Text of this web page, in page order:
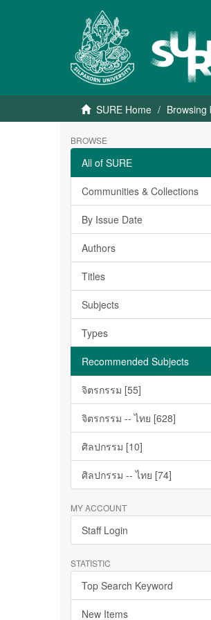
SURE Home Browsing
BROWSE
All of SURE
Communities & Collections
By Issue Date
Authors
Titles
Subjects
Types
Recommended Subjects
จิตรกรรม [55]
จิตรกรรม -- ไทย [628]
ศิลปกรรม [10]
ศิลปกรรม -- ไทย [74]
MY ACCOUNT
Staff Login
STATISTIC
Top Search Keyword
New Items